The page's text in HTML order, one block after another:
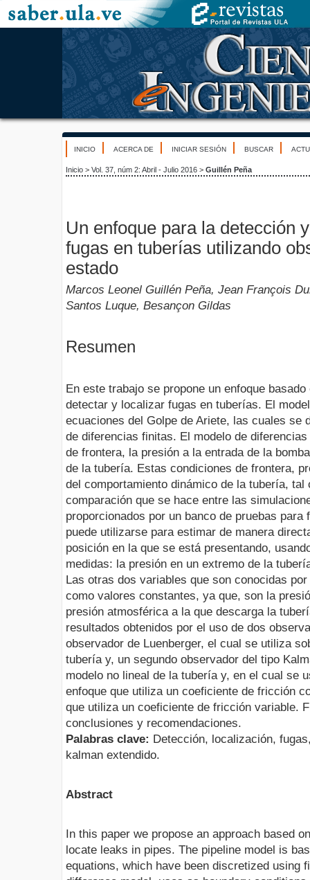
INICIO ACERCA DE INICIAR SESIÓN BUSCAR
Inicio > Vol. 37, núm 2: Abril - Julio 2016 > Guillén Peña
Un enfoque para la detección
fugas en tuberías utilizando
estado
Marcos Leonel Guillén Peña, Jean François
Santos Luque, Besançon Gildas
Resumen
En este trabajo se propone un enfoque
detectar y localizar fugas en tuberías. El
ecuaciones del Golpe de Ariete, las cuales se
de diferencias finitas. El modelo de
de frontera, la presión a la entrada de la
de la tubería. Estas condiciones de frontera,
del comportamiento dinámico de la tubería, tal
comparación que se hace entre las
proporcionados por un banco de pruebas para
puede utilizarse para estimar de manera
posición en la que se está presentando,
medidas: la presión en un extremo de la
Las otras dos variables que son conocidas
como valores constantes, ya que, son la
presión atmosférica a la que descarga la
resultados obtenidos por el uso de dos
observador de Luenberger, el cual se utiliza
tubería y, un segundo observador del tipo
modelo no lineal de la tubería y, en el cual se
enfoque que utiliza un coeficiente de fricción
que utiliza un coeficiente de fricción variable.
conclusiones y recomendaciones.
Palabras clave: Detección, localización,
kalman extendido.
Abstract
In this paper we propose an approach based
locate leaks in pipes. The pipeline model is
equations, which have been discretized using